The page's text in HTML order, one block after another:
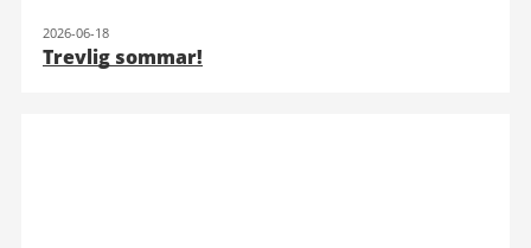
2026-06-18
Trevlig sommar!